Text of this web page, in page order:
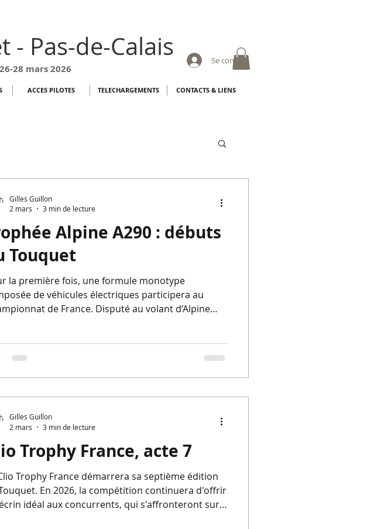
- Pas-de-Calais
28 mars 2026
Se connecter
ACCES PILOTES TELECHARGEMENTS CONTACTS & LIENS
Alpine A290 : débuts
Touquet
la première fois, une formule monotype
de véhicules électriques participera au
de France. Disputé au volant d’Alpine
Gilles Guillon
2 mars
3 min de lecture
Trophy France, acte 7
Trophy France démarrera sa septième édition
En 2026, la compétition continuera d'offrir
idéal aux concurrents, qui s'affronteront sur
Gilles Guillon
2 mars
3 min de lecture